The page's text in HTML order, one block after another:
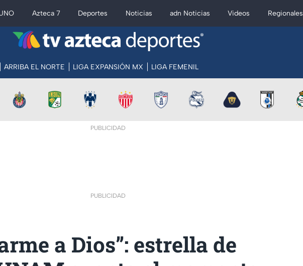
Azteca 7 Deportes Noticias adn Noticias Videos Regionales
ARRIBA EL NORTE LIGA EXPANSIÓN MX LIGA FEMENIL
PUBLICIDAD
PUBLICIDAD
a Dios”: estrella de